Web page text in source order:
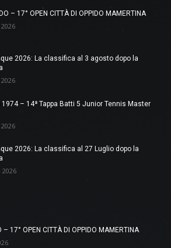
– 17° OPEN CITTÀ DI OPPIDO MAMERTINA
2026: La classifica al 3 agosto dopo la
1974 – 14ª Tappa Batti 5 Junior Tennis Master
2026: La classifica al 27 Luglio dopo la
2026
– 17° OPEN CITTÀ DI OPPIDO MAMERTINA